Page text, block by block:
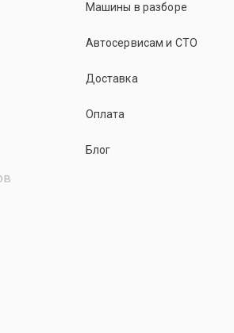
Машины в разборе
Автосервисам и СТО
Доставка
Оплата
Блог